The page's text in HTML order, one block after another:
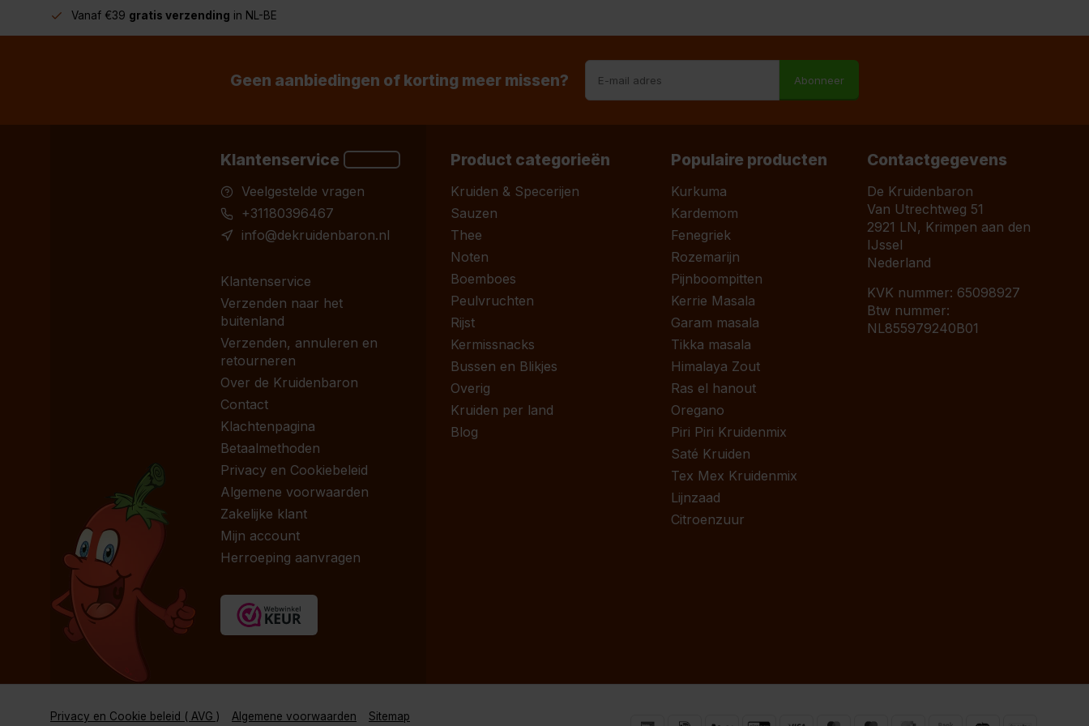
Vanaf €39 gratis verzending in NL-BE
Geen aanbiedingen of korting meer missen? Abonneer
Klantenservice
Veelgestelde vragen
+31180396467
info@dekruidenbaron.nl
Klantenservice
Verzenden naar het
buitenland
Verzenden, annuleren en
retourneren
Over de Kruidenbaron
Contact
Klachtenpagina
Betaalmethoden
Privacy en Cookiebeleid
Algemene voorwaarden
Zakelijke klant
Mijn account
Herroeping aanvragen
Product categorieën
Kruiden & Specerijen
Sauzen
Thee
Noten
Boemboes
Peulvruchten
Rijst
Kermissnacks
Bussen en Blikjes
Overig
Kruiden per land
Blog
Populaire producten
Kurkuma
Kardemom
Fenegriek
Rozemarijn
Pijnboompitten
Kerrie Masala
Garam masala
Tikka masala
Himalaya Zout
Ras el hanout
Oregano
Piri Piri Kruidenmix
Saté Kruiden
Tex Mex Kruidenmix
Lijnzaad
Citroenzuur
Contactgegevens
De Kruidenbaron
Van Utrechtweg 51
2921 LN, Krimpen aan den
IJssel
Nederland
KVK nummer: 65098927
Btw nummer:
NL855979240B01
Privacy en Cookie beleid ( AVG ) Algemene voorwaarden Sitemap